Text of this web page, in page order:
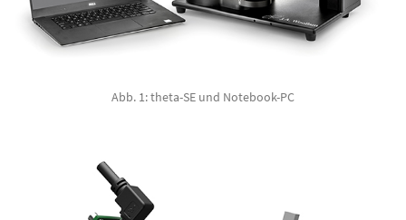
Abb. 1: theta-SE und Notebook-PC